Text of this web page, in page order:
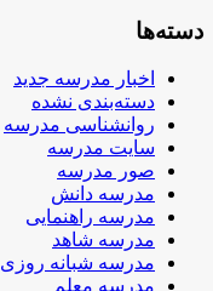
دسته‌ها
اخبار مدرسه جدید
دسته‌بندی نشده
روانشناسی مدرسه
سایت مدرسه
صور مدرسه
مدرسه دانش
مدرسه راهنمایی
مدرسه شاهد
مدرسه شبانه روزی
مدرسه معلم